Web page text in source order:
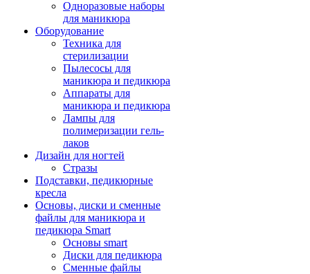
Одноразовые наборы
для маникюра
Оборудование
Техника для
стерилизации
Пылесосы для
маникюра и педикюра
Аппараты для
маникюра и педикюра
Лампы для
полимеризации гель-
лаков
Дизайн для ногтей
Стразы
Подставки, педикюрные
кресла
Основы, диски и сменные
файлы для маникюра и
педикюра Smart
Основы smart
Диски для педикюра
Сменные файлы